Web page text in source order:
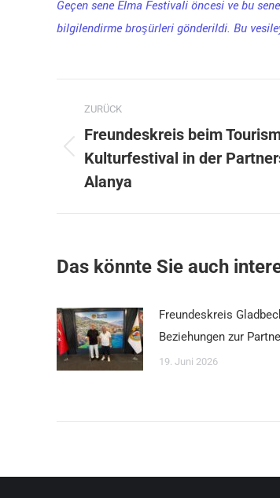
Geçen sene Elma Festivali öncesi ve bu
bilgilendirme broşürleri gönderildi. Bu
ZURÜCK
Vorheriger
Beitrag:
Freundeskreis beim
Kulturfestival in der
Alanya
Das könnte Sie auch
Freundeskreis
Beziehungen zur
19. Juni 2026